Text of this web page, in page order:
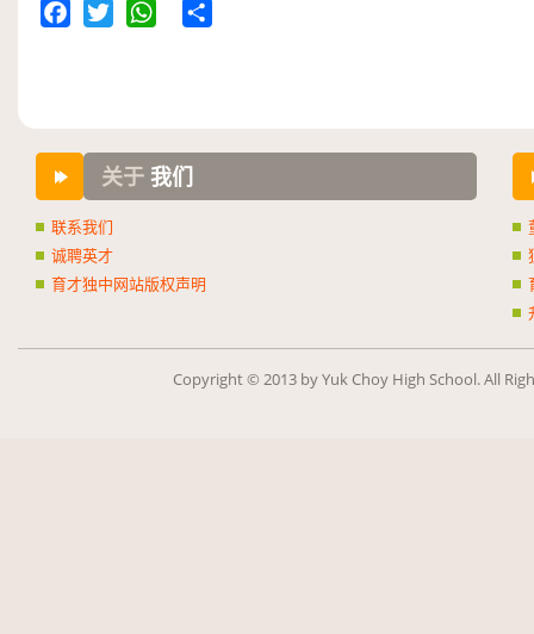
关于 我们
联系我们
诚聘英才
育才独中网站版权声明
Copy­right © 2013 by Yuk Choy High School. All